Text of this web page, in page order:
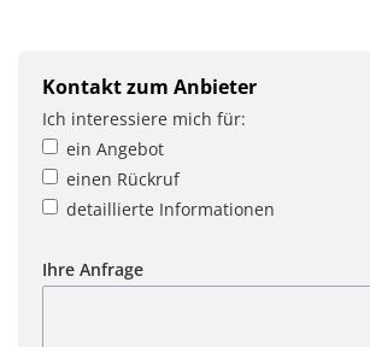
Kontakt zum Anbieter
Ich interessiere mich für:
ein Angebot
einen Rückruf
detaillierte Informationen
Ihre Anfrage